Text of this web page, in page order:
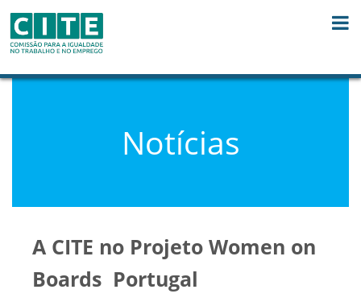
Notícias
A CITE no Projeto Women on
Boards  Portugal